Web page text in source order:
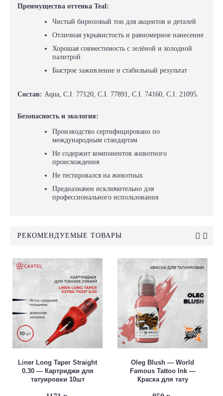
Преимущества оттенка Teal:
Чистый бирюзовый тон для акцентов и деталей
Отличная укрывистость и равномерное нанесение
Хорошая совместимость с зелёной и холодной
палитрой
Быстрое заживление и стабильный результат
Состав: Aqua, C.I. 77120, C.I. 77891, C.I. 74160, C.I. 21095.
Безопасность и экология:
Производство сертифицировано по
международным стандартам
Не содержит компонентов животного
происхождения
Не тестировался на животных
Предназначен исключительно для
профессионального использования
РЕКОМЕНДУЕМЫЕ ТОВАРЫ
Liner Long Taper Straight
0.30 — Картриджи для
татуировки 10шт
Oleg Blush — World
Famous Tattoo Ink —
Краска для тату